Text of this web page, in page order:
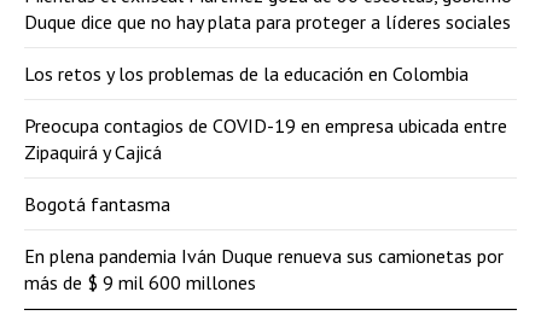
Duque dice que no hay plata para proteger a líderes sociales
Los retos y los problemas de la educación en Colombia
Preocupa contagios de COVID-19 en empresa ubicada entre
Zipaquirá y Cajicá
Bogotá fantasma
En plena pandemia Iván Duque renueva sus camionetas por
más de $ 9 mil 600 millones